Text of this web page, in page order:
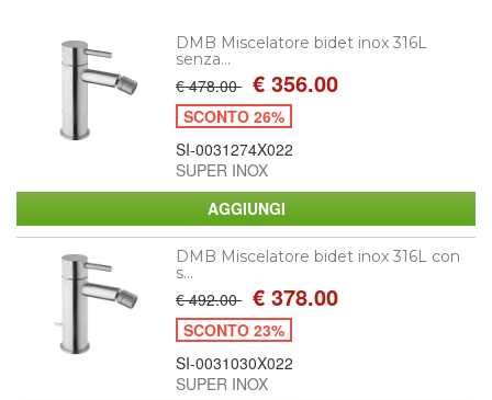
DMB Miscelatore bidet inox 316L
senza...
€ 478.00 € 356.00
SCONTO 26%
SI-0031274X022
SUPER INOX
DMB Miscelatore bidet inox 316L con
s...
€ 492.00 € 378.00
SCONTO 23%
SI-0031030X022
SUPER INOX